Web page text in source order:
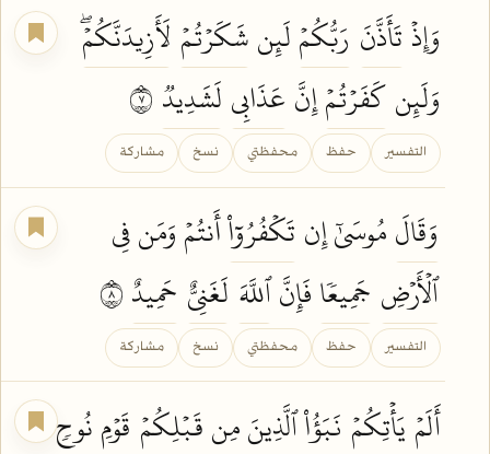
وَإِذۡتَأَذَّنَ رَبُّكُمۡلَئِنشَكَرۡتُمۡ لَأَزِيدَنَّكُمۡۖ
وَلَئِنكَفَرۡتُمۡإِنَّعَذَابِي لَشَدِيدٞ
التفسير حفظ محفظتي نسخ مشاركة
وَقَالَمُوسَىٰٓ إِن تَكۡفُرُوٓاْأَنتُمۡ وَمَن فِي
ٱلۡأَرۡضِ جَمِيعٗافَإِنَّٱللَّهَ لَغَنِيٌّ حَمِيدٌ
التفسير حفظ محفظتي نسخ مشاركة
أَلَمۡ يَأۡتِكُمۡ نَبَؤُاْٱلَّذِينَ مِنقَبۡلِكُمۡ قَوۡمِنُوحٖ